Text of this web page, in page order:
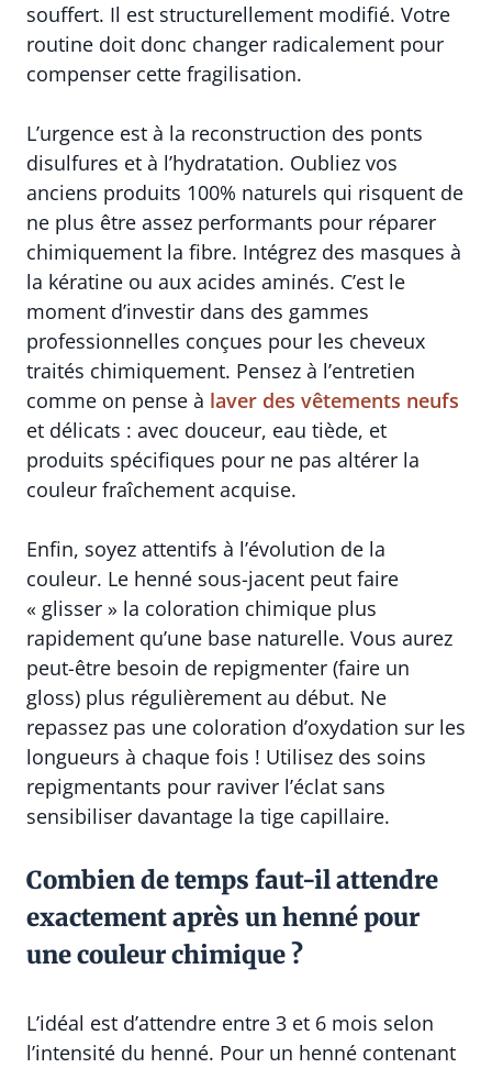
souffert. Il est structurellement modifié. Votre
routine doit donc changer radicalement pour
compenser cette fragilisation.
L’urgence est à la reconstruction des ponts
disulfures et à l’hydratation. Oubliez vos
anciens produits 100% naturels qui risquent de
ne plus être assez performants pour réparer
chimiquement la fibre. Intégrez des masques à
la kératine ou aux acides aminés. C’est le
moment d’investir dans des gammes
professionnelles conçues pour les cheveux
traités chimiquement. Pensez à l’entretien
comme on pense à laver des vêtements neufs
et délicats : avec douceur, eau tiède, et
produits spécifiques pour ne pas altérer la
couleur fraîchement acquise.
Enfin, soyez attentifs à l’évolution de la
couleur. Le henné sous-jacent peut faire
« glisser » la coloration chimique plus
rapidement qu’une base naturelle. Vous aurez
peut-être besoin de repigmenter (faire un
gloss) plus régulièrement au début. Ne
repassez pas une coloration d’oxydation sur les
longueurs à chaque fois ! Utilisez des soins
repigmentants pour raviver l’éclat sans
sensibiliser davantage la tige capillaire.
Combien de temps faut-il attendre
exactement après un henné pour
une couleur chimique ?
L’idéal est d’attendre entre 3 et 6 mois selon
l’intensité du henné. Pour un henné contenant